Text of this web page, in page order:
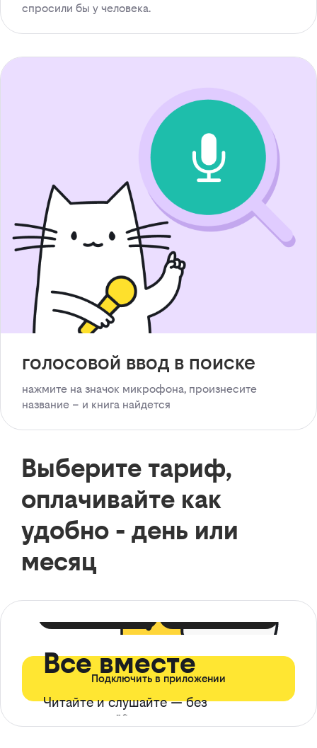
спросили бы у человека.
голосовой ввод в поиске
нажмите на значок микрофона, произнесите
название – и книга найдется
Выберите тариф,
оплачивайте как
удобно - день или
месяц
Все вместе
Читайте и слушайте — без
ограничений*
Подключить в приложении